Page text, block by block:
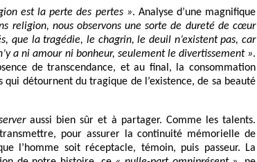
est la perte des pertes ». Analyse d’une magnifique
religion, nous observons une sorte de dureté de cœur
que la tragédie, le chagrin, le deuil n’existent pas, car
a ni amour ni bonheur, seulement le divertissement ».
de transcendance, et au final, la consommation
détournent du tragique de l’existence, de sa beauté
aussi bien sûr et à partager. Comme les talents.
pour assurer la continuité mémorielle de
l’homme soit réceptacle, témoin, puis passeur. La